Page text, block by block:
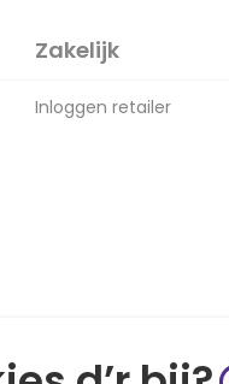
Zakelijk
Inloggen retailer